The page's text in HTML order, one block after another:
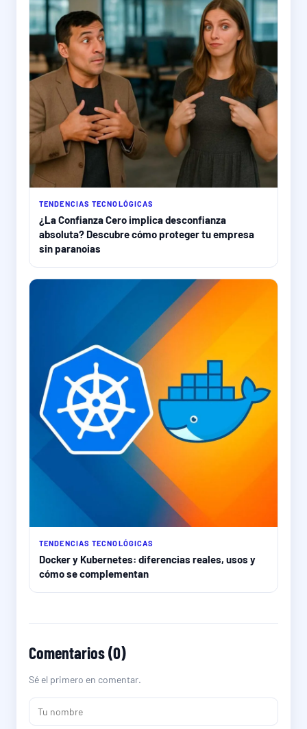
TENDENCIAS TECNOLÓGICAS
¿La Confianza Cero implica desconfianza
absoluta? Descubre cómo proteger tu empresa
sin paranoias
TENDENCIAS TECNOLÓGICAS
Docker y Kubernetes: diferencias reales, usos y
cómo se complementan
Comentarios (0)
Sé el primero en comentar.